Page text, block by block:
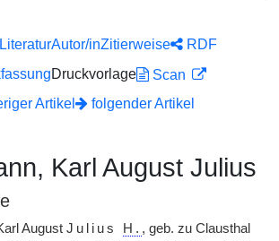
Autor/inZitierweise
RDF
Druckvorlage
Scan
Artikel
folgender Artikel
Karl August Julius
August Julius H. , geb. zu Clausthal